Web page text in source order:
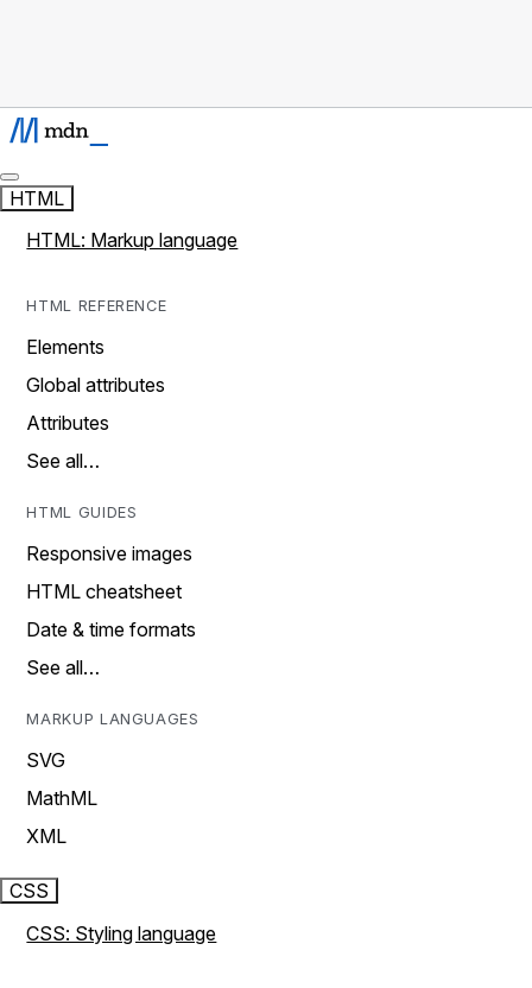
HTML
HTML: Markup language
HTML REFERENCE
Elements
Global attributes
Attributes
See all…
HTML GUIDES
Responsive images
HTML cheatsheet
Date & time formats
See all…
MARKUP LANGUAGES
SVG
MathML
XML
CSS
CSS: Styling language